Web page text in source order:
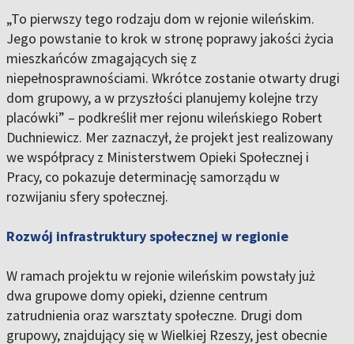
„To pierwszy tego rodzaju dom w rejonie wileńskim.
Jego powstanie to krok w stronę poprawy jakości życia
mieszkańców zmagających się z
niepełnosprawnościami. Wkrótce zostanie otwarty drugi
dom grupowy, a w przyszłości planujemy kolejne trzy
placówki” – podkreślił mer rejonu wileńskiego Robert
Duchniewicz. Mer zaznaczył, że projekt jest realizowany
we współpracy z Ministerstwem Opieki Społecznej i
Pracy, co pokazuje determinację samorządu w
rozwijaniu sfery społecznej.
Rozwój infrastruktury społecznej w regionie
W ramach projektu w rejonie wileńskim powstały już
dwa grupowe domy opieki, dzienne centrum
zatrudnienia oraz warsztaty społeczne. Drugi dom
grupowy, znajdujący się w Wielkiej Rzeszy, jest obecnie